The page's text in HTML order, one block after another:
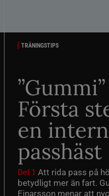
TRÄNINGSTIPS
Första
en
passhäst
Del 1 Att rida pass på
betydligt mer än fart.
Einarsson menar att